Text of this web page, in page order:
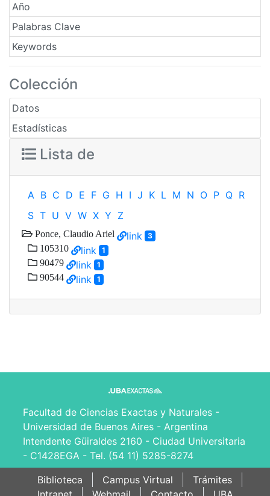
Año
Palabras Clave
Keywords
Colección
Datos
Estadísticas
Lista de
A B C D E F G H I J K L M N O P Q R
S T U V W X Y Z
Ponce, Claudio Ariel link 3
105310 link 1
90479 link 1
90544 link 1
Facultad de Ciencias Exactas y Naturales -
Universidad de Buenos Aires - Argentina
Intendente Güiraldes 2160 - Ciudad Universitaria
- C1428EGA - Tel. (54 11) 5285-8274
Biblioteca
Campus Virtual
Trámites